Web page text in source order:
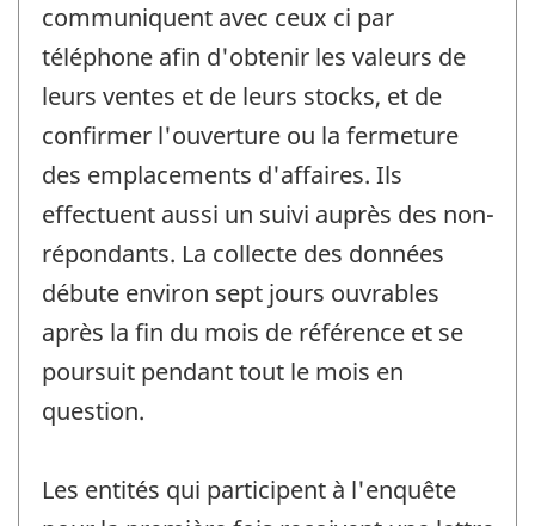
communiquent avec ceux ci par
téléphone afin d'obtenir les valeurs de
leurs ventes et de leurs stocks, et de
confirmer l'ouverture ou la fermeture
des emplacements d'affaires. Ils
effectuent aussi un suivi auprès des non-
répondants. La collecte des données
débute environ sept jours ouvrables
après la fin du mois de référence et se
poursuit pendant tout le mois en
question.
Les entités qui participent à l'enquête